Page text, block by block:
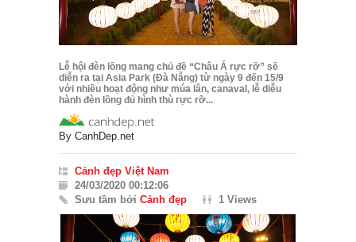
Lễ hội đèn lồng mang chủ đề “Châu Á rực rỡ” sẽ
diễn ra tại Asia Park (Đà Nẵng) từ ngày 9 đến 15/9
với nhiều hoạt động như múa lân, canaval, lễ diễu
hành đèn lồng đủ hình thù rực rỡ...
By CanhDep.net
Cảnh đẹp Việt Nam
24/03/2020 00:12:06
Sưu tầm bởi Cảnh đẹp 1 Views